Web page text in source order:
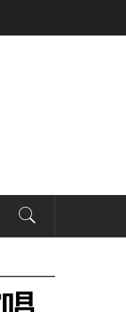
、Armada及Samsons联